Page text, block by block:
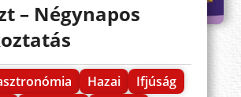
– Négynapos
Hazai
Ifjúság